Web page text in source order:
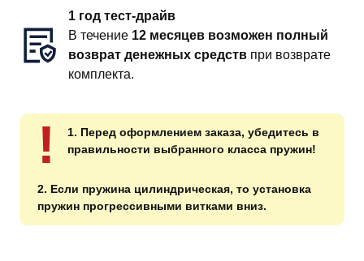
1 год тест-драйв
В течение 12 месяцев возможен полный
возврат денежных средств при возврате
комплекта.
!
1. Перед оформлением заказа, убедитесь в
правильности выбранного класса пружин!
2. Если пружина цилиндрическая, то установка
пружин прогрессивными витками вниз.